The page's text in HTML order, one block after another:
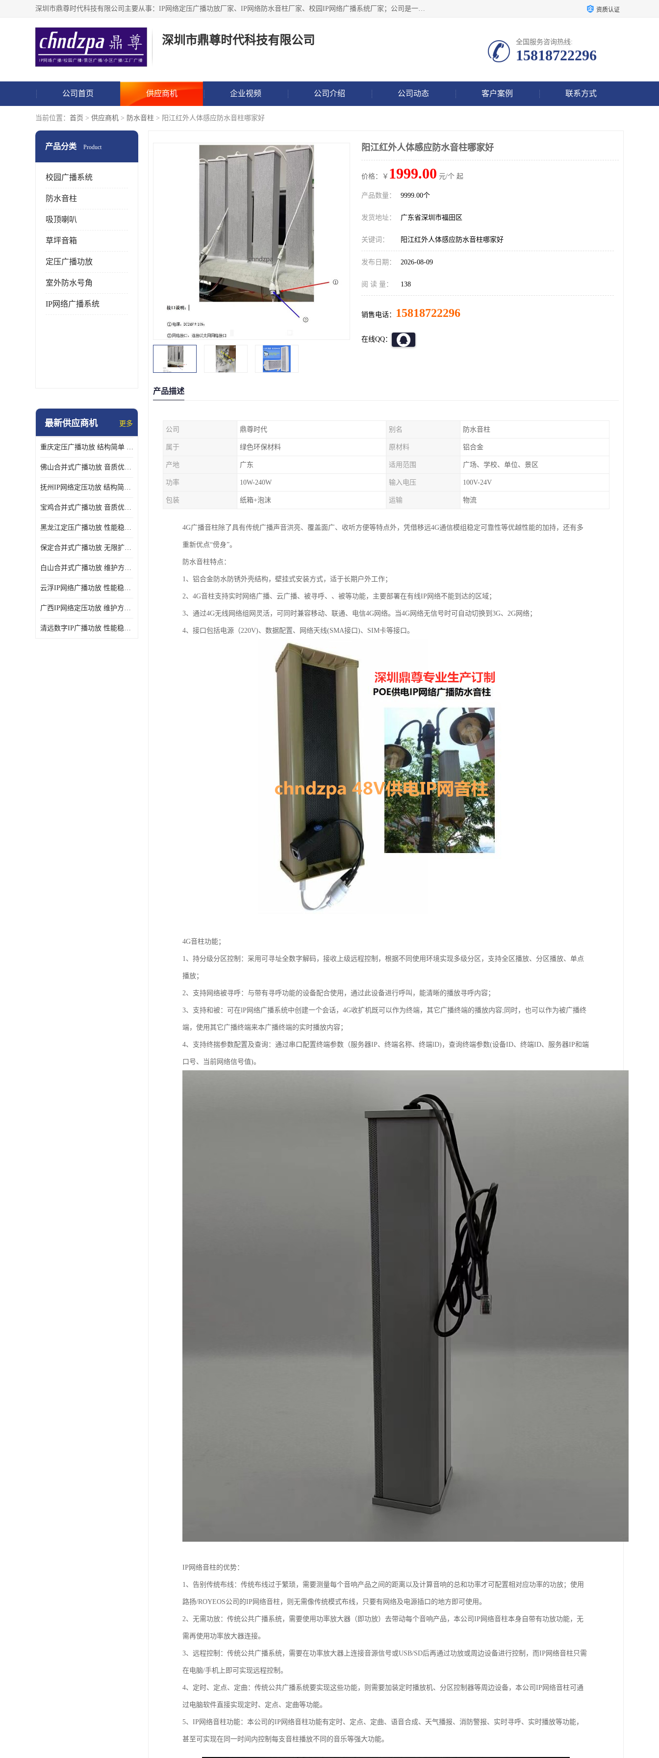
深圳市鼎尊时代科技有限公司主要从事：IP网络定压广播功放厂家、IP网络防水音柱厂家、校园IP网络广播系统厂家；公司是一家集研发、生产、销售公共广播器材于一体的现代电子科技企业。公司成立多年来，本着“自主研发技术、开拓稳定的产品”的宗旨，集多年的行业经验，引航广播行业的迅猛发展，使产品能够适应时代技术发展的需要。 资质认证
深圳市鼎尊时代科技有限公司 全国服务咨询热线:
15818722296
公司首页 供应商机 企业视频 公司介绍 公司动态 客户案例 联系方式
当前位置： 首页 > 供应商机 > 防水音柱 > 阳江红外人体感应防水音柱哪家好
产品分类 Product
校园广播系统
防水音柱
吸顶喇叭
草坪音箱
定压广播功放
室外防水号角
IP网络广播系统
最新供应商机 更多
重庆定压广播功放 结构简单 传输距离远
佛山合并式广播功放 音质优美清晰 输出电压大 电流小
抚州IP网络定压功放 结构简单 多应用于公共场合
宝鸡合并式广播功放 音质优美清晰 维护方便
黑龙江定压广播功放 性能稳定 无限扩容
保定合并式广播功放 无限扩容 设计结构简单
白山合并式广播功放 维护方便 多应用于公共场合
云浮IP网络广播功放 性能稳定 设计结构简单
广西IP网络定压功放 维护方便 多应用于公共场合
清远数字IP广播功放 性能稳定 传输距离远
阳江红外人体感应防水音柱哪家好
价格：￥ 1999.00 元/个 起
产品数量： 9999.00个
发货地址： 广东省深圳市福田区
关键词： 阳江红外人体感应防水音柱哪家好
发布日期： 2026-08-09
阅 读 量： 138
销售电话： 15818722296
在线QQ：
产品描述
公司 鼎尊时代 别名 防水音柱
属于 绿色环保材料 原材料 铝合金
产地 广东 适用范围 广场、学校、单位、景区
功率 10W-240W 输入电压 100V-24V
包装 纸箱+泡沫 运输 物流
4G广播音柱除了具有传统广播声音洪亮、覆盖面广、收听方便等特点外，凭借移远4G通信模组稳定可靠性等优越性能的加持，还有多
重新优点“傍身”。
防水音柱特点：
1、铝合金防水防锈外壳结构，壁挂式安装方式，适于长期户外工作；
2、4G音柱支持实时网络广播、云广播、被寻呼、、被等功能，主要部署在有线IP网络不能到达的区域；
3、通过4G无线网络组网灵活，可同时兼容移动、联通、电信4G网络。当4G网络无信号时可自动切换到3G、2G网络；
4、接口包括电源（220V)、数据配置、网络天线(SMA接口)、SIM卡等接口。
4G音柱功能；
1、持分级分区控制：采用可寻址全数字解码，接收上级远程控制，根据不同使用环境实现多级分区，支持全区播放、分区播放、单点
播放；
2、支持网络被寻呼：与带有寻呼功能的设备配合使用，通过此设备进行呼叫，能清晰的播放寻呼内容；
3、支持和被：可在lP网络广播系统中创建一个会话，4G收扩机既可以作为终端，其它广播终端的播放内容;同时，也可以作为被广播终
端，使用其它广播终端来本广播终端的实时播放内容；
4、支持终揣参数配置及查询：通过串口配置终端参数（服务器IP、终端名称、终端lD)，查询终端参数(设备ID、终端ID、服务器IP和端
口号、当前网络信号值)。
IP网络音柱的优势：
1、告别传统布线：传统布线过于繁琐，需要测量每个音响产品之间的距离以及计算音响的总和功率才可配置相对应功率的功放；使用
路扬/ROYEOS公司的IP网络音柱，则无需像传统模式布线，只要有网络及电源插口的地方即可使用。
2、无需功放：传统公共广播系统，需要使用功率放大器（即功放）去带动每个音响产品，本公司IP网络音柱本身自带有功放功能，无
需再使用功率放大器连接。
3、远程控制：传统公共广播系统，需要在功率放大器上连接音源信号或USB/SD后再通过功放或周边设备进行控制，而IP网络音柱只需
在电脑/手机上即可实现远程控制。
4、定时、定点、定曲：传统公共广播系统要实现这些功能，则需要加装定时播放机、分区控制器等周边设备，本公司IP网络音柱可通
过电脑软件直接实现定时、定点、定曲等功能。
5、IP网络音柱功能：本公司的IP网络音柱功能有定时、定点、定曲、语音合成、天气播报、消防警报、实时寻呼、实时播放等功能，
甚至可实现在同一时间内控制每支音柱播放不同的音乐等强大功能。